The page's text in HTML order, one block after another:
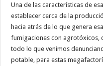
Una de las características de
establecer cerca de la
hacia atrás de lo que genera
fumigaciones con agrotóxicos,
todo lo que venimos
potable, para estas